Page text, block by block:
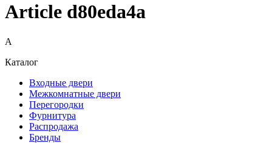
Article d80eda4a
A
Каталог
Входные двери
Межкомнатные двери
Перегородки
Фурнитура
Распродажа
Бренды